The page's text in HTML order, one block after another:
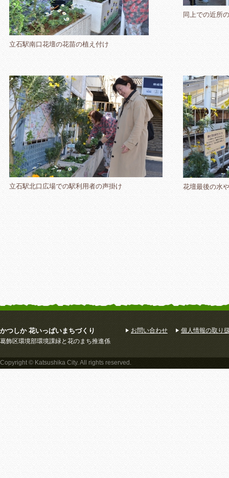
立石駅南口花壇の花苗の植え付け
同上での近所
立石駅北口広場での駅利用者の声掛け 花壇最後の水
かつしか 花いっぱいまちづくり
葛飾区環境部環境課緑と花のまち推進係
お問い合わせ 個人情報の取り
Copyright © Katsushika City. All rights reserved.